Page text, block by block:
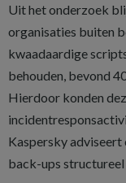
Uit het onderzoek
organisaties buiten
kwaadaardige
behouden, bevond
Hierdoor konden
Kaspersky adviseert
back-ups structureel